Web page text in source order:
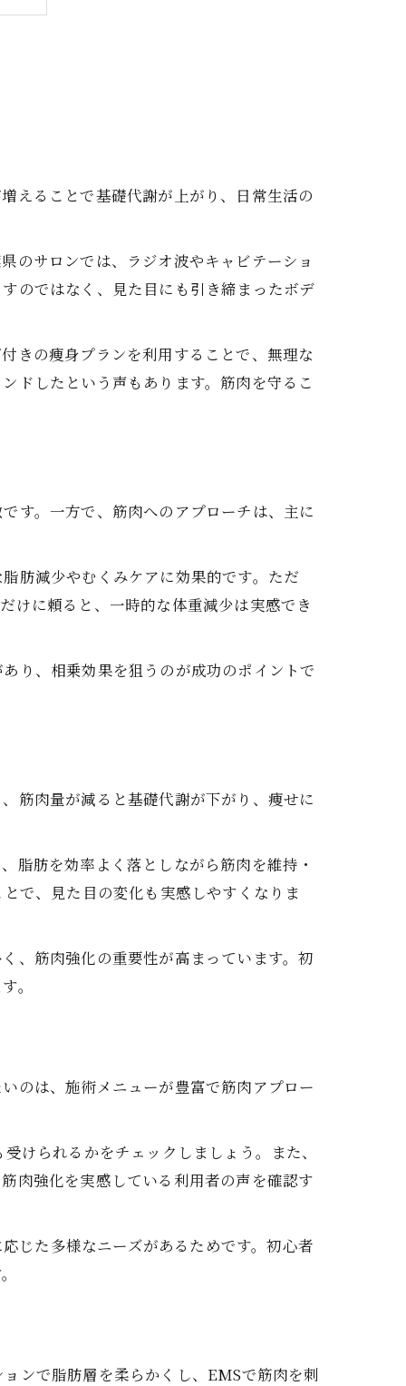
えることで基礎代謝が上がり、日常生活の
のサロンでは、ラジオ波やキャビテーショ
のではなく、見た目にも引き締まったボデ
きの痩身プランを利用することで、無理な
ドしたという声もあります。筋肉を守るこ
す。一方で、筋肉へのアプローチは、主に
肪減少やむくみケアに効果的です。ただ
けに頼ると、一時的な体重減少は実感でき
り、相乗効果を狙うのが成功のポイントで
筋肉量が減ると基礎代謝が下がり、痩せに
脂肪を効率よく落としながら筋肉を維持・
で、見た目の変化も実感しやすくなりま
、筋肉強化の重要性が高まっています。初
。
のは、施術メニューが豊富で筋肉アプロー
けられるかをチェックしましょう。また、
肉強化を実感している利用者の声を確認す
じた多様なニーズがあるためです。初心者
ンで脂肪層を柔らかくし、EMSで筋肉を刺